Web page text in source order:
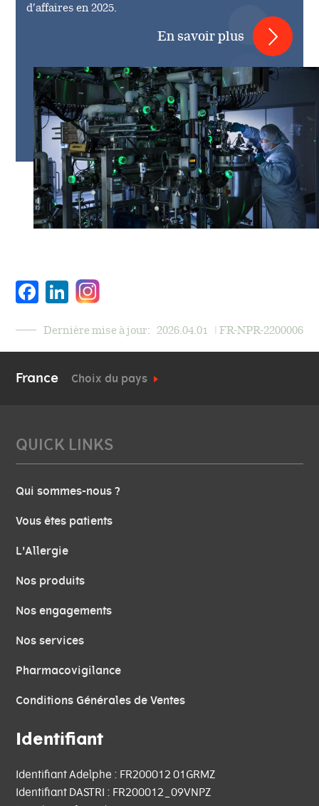
d’affaires en 2025.
En savoir plus
Facebook
LinkedIn
Dernière mise à jour: 2026.04.01 | FR-NPR-2200006
France Choix du pays
QUICK LINKS
Qui sommes-nous ?
Vous êtes patients
L'Allergie
Nos produits
Nos engagements
Nos services
Pharmacovigilance
Conditions Générales de Ventes
Identifiant
Identifiant Adelphe : FR200012 01GRMZ
Identifiant DASTRI : FR200012_09VNPZ